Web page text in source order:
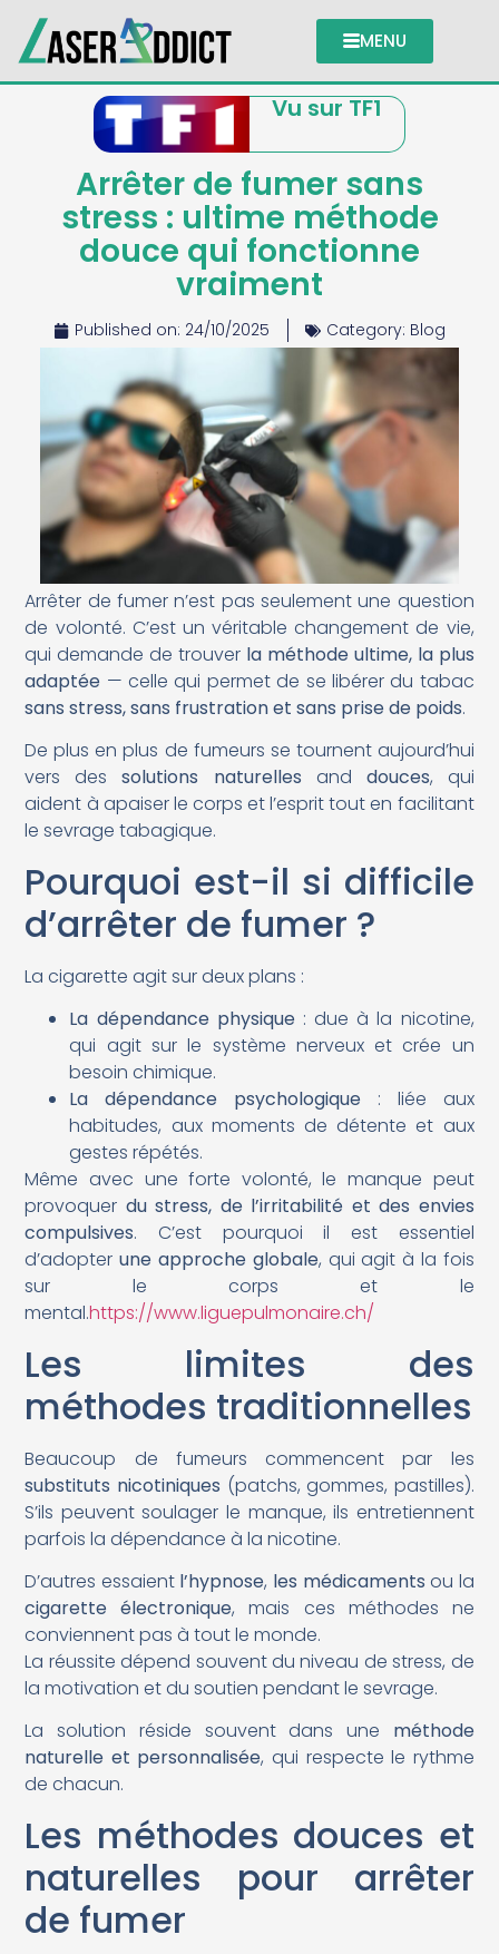
MENU
Vu sur TF1
Arrêter de fumer sans
stress : ultime méthode
douce qui fonctionne
vraiment
Published on: 24/10/2025 Category: Blog
Arrêter de fumer n’est pas seulement une question
de volonté. C’est un véritable changement de vie,
qui demande de trouver la méthode ultime, la plus
adaptée — celle qui permet de se libérer du tabac
sans stress, sans frustration et sans prise de poids.
De plus en plus de fumeurs se tournent aujourd’hui
vers dessolutions naturelles and douces, qui
aident à apaiser le corps et l’esprit tout en facilitant
le sevrage tabagique.
Pourquoi est-il si difficile
d’arrêter de fumer ?
La cigarette agit sur deux plans :
La dépendance physique: due à la nicotine,
qui agit sur le système nerveux et crée un
besoin chimique.
La dépendance psychologique : liée aux
habitudes, aux moments de détente et aux
gestes répétés.
Même avec une forte volonté, le manque peut
provoquer du stress, de l’irritabilité et des envies
compulsives. C’est pourquoi il est essentiel
d’adopterune approche globale, qui agit à la fois
sur le corps et le
mental.https://www.liguepulmonaire.ch/
Les limites des
méthodes traditionnelles
Beaucoup de fumeurs commencent par les
substituts nicotiniques (patchs, gommes, pastilles).
S’ils peuvent soulager le manque, ils entretiennent
parfois la dépendance à la nicotine.
D’autres essaient l’hypnose, les médicaments ou la
cigarette électronique, mais ces méthodes ne
conviennent pas à tout le monde.
La réussite dépend souvent du niveau de stress, de
la motivation et du soutien pendant le sevrage.
La solution réside souvent dans une méthode
naturelle et personnalisée, qui respecte le rythme
de chacun.
Les méthodes douces et
naturelles pour arrêter
de fumer